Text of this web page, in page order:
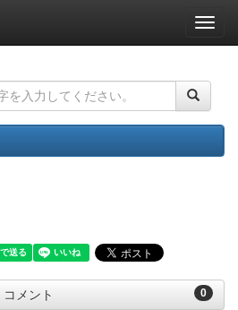
ナ
ビ
ー
ョ
ン
0
コメント